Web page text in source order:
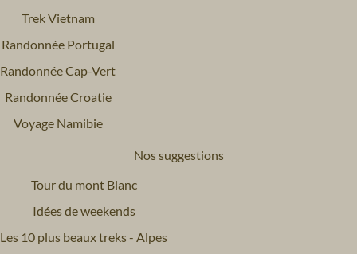
Trek Vietnam
Randonnée Portugal
Randonnée Cap-Vert
Randonnée Croatie
Voyage Namibie
Nos suggestions
Tour du mont Blanc
Idées de weekends
Les 10 plus beaux treks - Alpes